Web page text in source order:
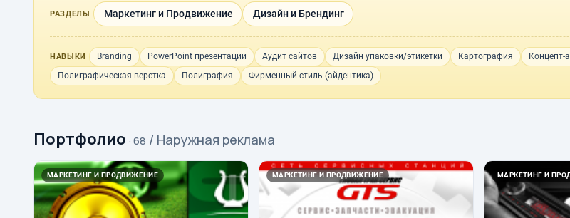
РАЗДЕЛЫ Маркетинг и Продвижение Дизайн и Брендинг
НАВЫКИ Branding PowerPoint презентации Аудит сайтов Дизайн упаковки/этикетки Картография Концепт-
Полиграфическая верстка
Полиграфия Фирменный стиль (айдентика)
Портфолио · 68 / Наружная реклама
МАРКЕТИНГ И ПРОДВИЖЕНИЕ МАРКЕТИНГ И ПРОДВИЖЕНИЕ МАРКЕТИНГ И